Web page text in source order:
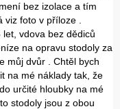
bez izolace a tím
viz foto v příloze .
vdova bez dědiců
na opravu stodoly za
můj dvůr . Chtěl bych
na mé náklady tak, že
určité hloubky na mé
stodoly jsou z obou